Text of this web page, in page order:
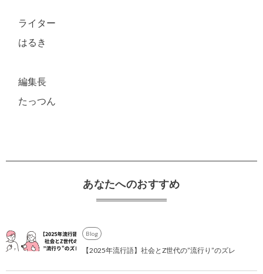
ライター
はるき
編集長
たっつん
あなたへのおすすめ
Blog
【2025年流行語】社会とZ世代の”流行り”のズレ